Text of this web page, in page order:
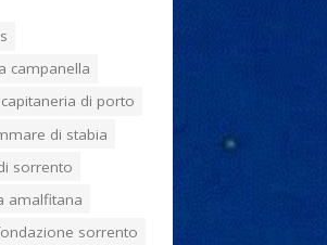
campanella
capitaneria di porto
di stabia
sorrento
amalfitana
sorrento